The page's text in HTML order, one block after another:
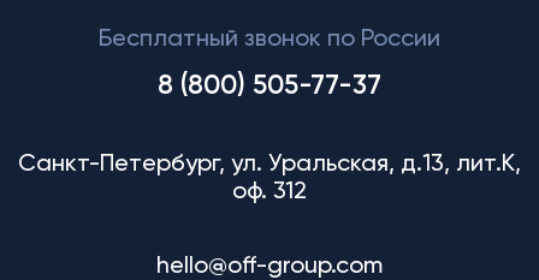
Бесплатный звонок по России
8 (800) 505-77-37
Санкт-Петербург, ул. Уральская, д.13, лит.К,
оф. 312
hello@off-group.com